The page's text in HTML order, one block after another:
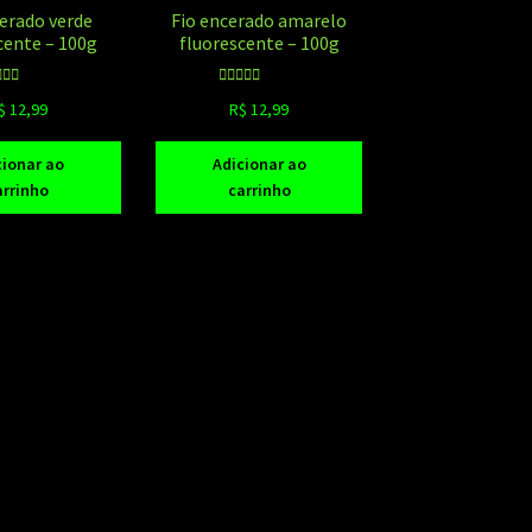
verde
– 100g
de 5
12,99
ao
Fio encerado amarelo
fluorescente – 100g
5.00de 5
R$ 12,99
Adicionar ao
carrinho